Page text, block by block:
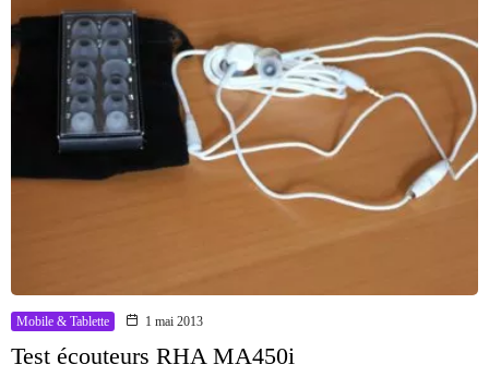
Mobile & Tablette 1 mai 2013
Test écouteurs RHA MA450i